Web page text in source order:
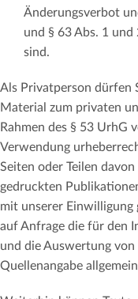
Änderungsverbot
und § 63 Abs. 1
sind.
Als Privatperson dürfen
Material zum privaten
Rahmen des § 53 UrhG
Verwendung
Seiten oder Teilen
gedruckten
mit unserer Einwilligung
auf Anfrage die für den
und die Auswertung
Quellenangabe